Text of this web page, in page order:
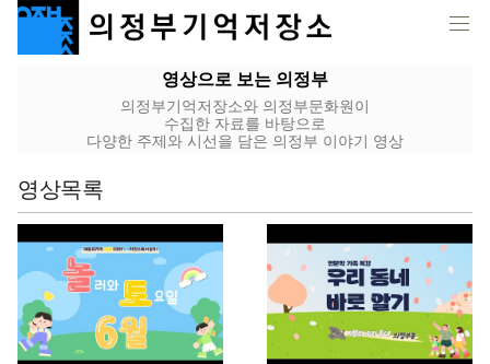
영상으로 보는 의정부
의정부기억저장소와 의정부문화원이
수집한 자료를 바탕으로
다양한 주제와 시선을 담은 의정부 이야기 영상
영상목록